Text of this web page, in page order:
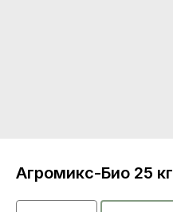
Агромикс-Био 25 кг